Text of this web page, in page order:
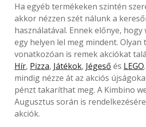
Ha egyéb termékeken szintén
akkor nézzen szét nálunk a
használatával. Ennek előnye,
egy helyen lel meg mindent. Olyan
vonatkozóan is remek akciókat
Hír, Pizza, Játékok, Jégeső és LEGO
mindig nézze át az akciós
pénzt takaríthat meg. A Kimbino
Augusztus során is
akciók.